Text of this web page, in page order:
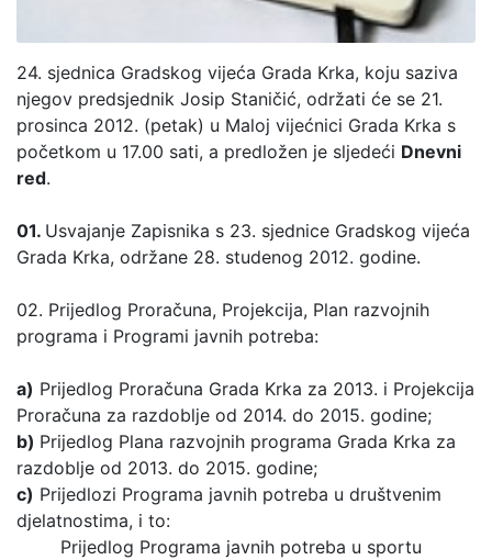
24. sjednica Gradskog vijeća Grada Krka, koju saziva
njegov predsjednik Josip Staničić, održati će se 21.
prosinca 2012. (petak) u Maloj vijećnici Grada Krka s
početkom u 17.00 sati, a predložen je sljedeći Dnevni
red.
01. Usvajanje Zapisnika s 23. sjednice Gradskog vijeća
Grada Krka, održane 28. studenog 2012. godine.
02. Prijedlog Proračuna, Projekcija, Plan razvojnih
programa i Programi javnih potreba:
a) Prijedlog Proračuna Grada Krka za 2013. i Projekcija
Proračuna za razdoblje od 2014. do 2015. godine;
b) Prijedlog Plana razvojnih programa Grada Krka za
razdoblje od 2013. do 2015. godine;
c) Prijedlozi Programa javnih potreba u društvenim
djelatnostima, i to:
Prijedlog Programa javnih potreba u sportu